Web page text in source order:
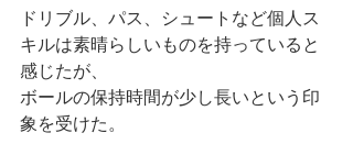
ドリブル、パス、シュートなど個人ス
キルは素晴らしいものを持っていると
感じたが、
ボールの保持時間が少し長いという印
象を受けた。